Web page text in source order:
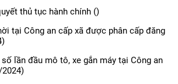
thủ tục hành chính ()
tại Công an cấp xã được phân cấp đăng
lần đầu mô tô, xe gắn máy tại Công an